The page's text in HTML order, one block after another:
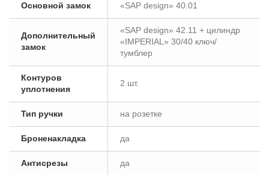
Основной замок «SAP design» 40.01
Дополнительный
замок
«SAP design» 42.11 + цилиндр
«IMPERIAL» 30/40 ключ/
тумблер
Контуров
уплотнения
2 шт.
Тип ручки на розетке
Броненакладка да
Антисрезы да